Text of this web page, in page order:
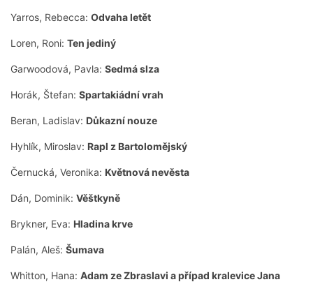
Yarros, Rebecca: Odvaha letět
Loren, Roni: Ten jediný
Garwoodová, Pavla: Sedmá slza
Horák, Štefan: Spartakiádní vrah
Beran, Ladislav: Důkazní nouze
Hyhlík, Miroslav: Rapl z Bartolomějský
Černucká, Veronika: Květnová nevěsta
Dán, Dominik: Věštkyně
Brykner, Eva: Hladina krve
Palán, Aleš: Šumava
Whitton, Hana: Adam ze Zbraslavi a případ kralevice Jana